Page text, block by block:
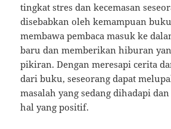
tingkat stres dan kecemasan
disebabkan oleh kemampuan
membawa pembaca masuk ke
baru dan memberikan hiburan
pikiran. Dengan meresapi cerita
dari buku, seseorang dapat
masalah yang sedang dihadapi
hal yang positif.